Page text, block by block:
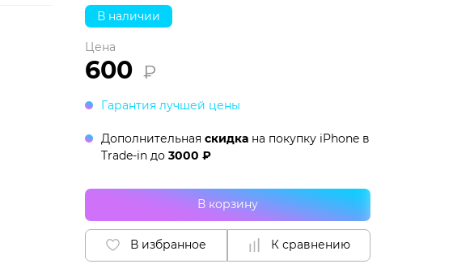
В наличии
Цена
600 ₽
Гарантия лучшей цены
Дополнительная скидкана покупку iPhone в
Trade-inдо 3000 ₽
В корзину
В избранное К сравнению